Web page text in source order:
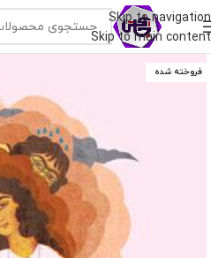
Skip to navigation
Skip to main content
فروخته شده